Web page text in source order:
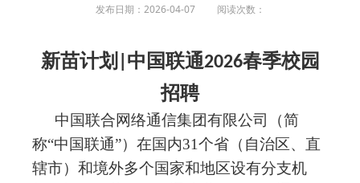
发布日期：2026-04-07 阅读次数：
新苗计划 中国联通2026春季校园
招聘
中国联合网络通信集团有限公司（简
称“中国联通”）在国内31个省（自治区、直
辖市）和境外多个国家和地区设有分支机